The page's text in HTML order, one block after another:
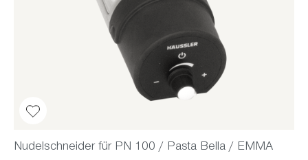
Nudelschneider für PN 100 / Pasta Bella / EMMA